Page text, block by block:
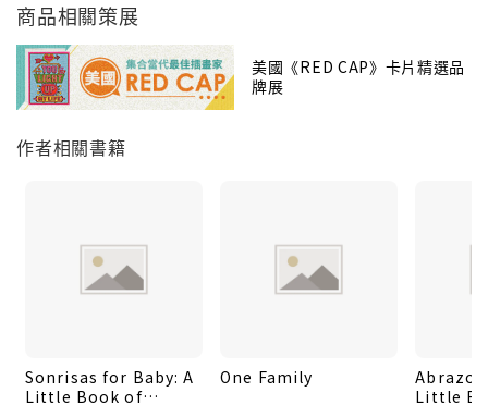
【關於RED CAP】
節日的創作，並與眾多藝術家及插畫家合作，推出各種
視角，看見更多不同的創意，也將藝術融入日常生活
中，與我們連結在一起。
商品相關策展
美國《RED CAP》卡片精選品
牌展
作者相關書籍
Sonrisas for Baby: A
Little Book of
One Family
Little